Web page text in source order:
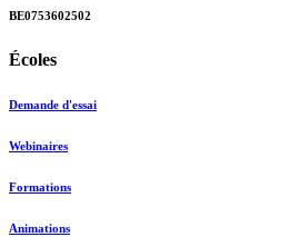
BE0753602502
Écoles
Demande d'essai
Webinaires
Formations
Animations